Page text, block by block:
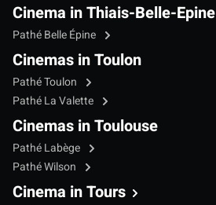
Cinema in Thiais-Belle-Epine
Pathé Belle Épine
Cinemas in Toulon
Pathé Toulon
Pathé La Valette
Cinemas in Toulouse
Pathé Labège
Pathé Wilson
Cinema in Tours